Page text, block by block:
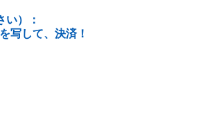
）：
して、決済！